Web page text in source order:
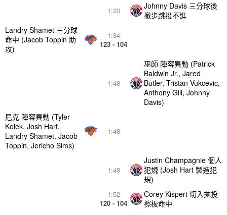
1:52
120 - 104
Corey Kispert 切入拋投
擦板命中
1:48
Justin Champagnie 個人
犯規 (Josh Hart 製造犯
規)
1:48
尼克 陣容異動 (Tyler
Kolek, Josh Hart,
Landry Shamet, Jacob
Toppin, Jericho Sims)
1:48
巫師 陣容異動 (Patrick
Baldwin Jr., Jared
Butler, Tristan Vukcevic,
Anthony Gill, Johnny
Davis)
1:34
123 - 104
Landry Shamet 三分球
命中 (Jacob Toppin 助
攻)
1:20
Johnny Davis 三分球後
撤步跳投不進